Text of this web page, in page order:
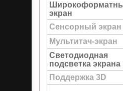
экран
Сенсорный экран
Мультитач-экран
Светодиодная
подсветка экрана
Поддержка 3D